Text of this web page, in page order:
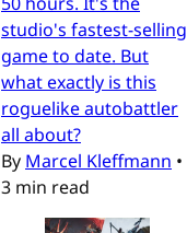
studio's fastest-selling
game to date. But
what exactly is this
roguelike autobattler
all about?
By Marcel Kleffmann •
3 min read